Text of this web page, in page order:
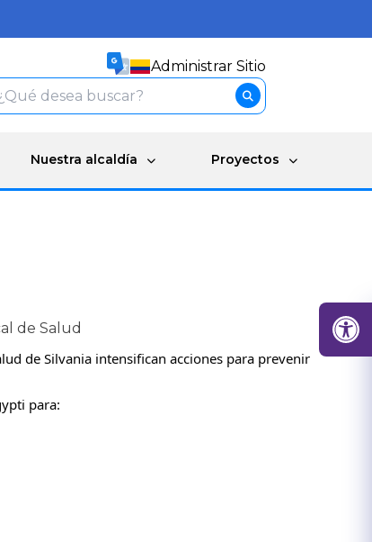
Administrar Sitio
Nuestra alcaldía Proyectos
de Salud
de Silvania intensifican acciones para prevenir
para: